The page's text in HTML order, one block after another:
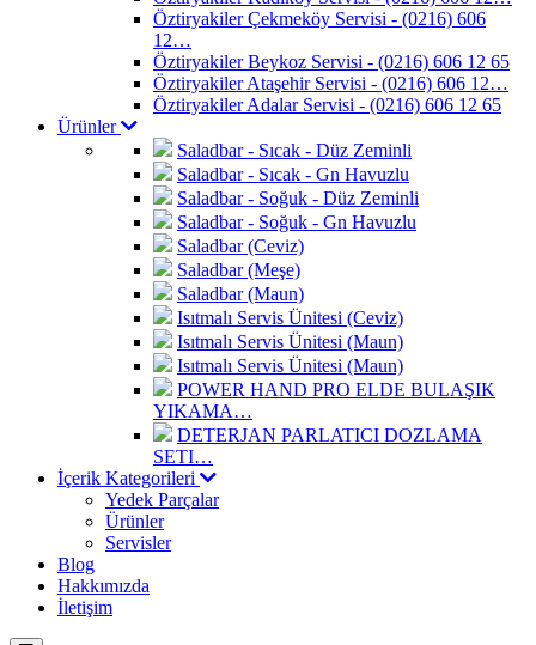
Öztiryakiler Çekmeköy Servisi - (0216) 606
12…
Öztiryakiler Beykoz Servisi - (0216) 606 12 65
Öztiryakiler Ataşehir Servisi - (0216) 606 12…
Öztiryakiler Adalar Servisi - (0216) 606 12 65
Ürünler
Saladbar - Sıcak - Düz Zeminli
Saladbar - Sıcak - Gn Havuzlu
Saladbar - Soğuk - Düz Zeminli
Saladbar - Soğuk - Gn Havuzlu
Saladbar (Ceviz)
Saladbar (Meşe)
Saladbar (Maun)
Isıtmalı Servis Ünitesi (Ceviz)
Isıtmalı Servis Ünitesi (Maun)
Isıtmalı Servis Ünitesi (Maun)
POWER HAND PRO ELDE BULAŞIK
YIKAMA…
DETERJAN PARLATICI DOZLAMA
SETI…
İçerik Kategorileri
Yedek Parçalar
Ürünler
Servisler
Blog
Hakkımızda
İletişim